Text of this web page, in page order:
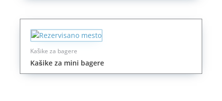
Kašike za bagere
Kašike za mini bagere